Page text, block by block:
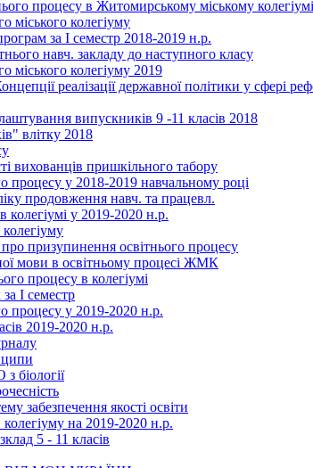
процесу в Житомирському міському колегіумі
міського колегіуму
за І семестр 2018-2019 н.р.
навч. закладу до наступного класу
міського колегіуму 2019
реалізації державної політики у сфері
випускників 9 -11 класів 2018
влітку 2018
вихованців пришкільного табору
процесу у 2018-2019 навчальному році
продовження навч. та працевл.
у 2019-2020 н.р.
призупинення освітнього процесу
мови в освітньому процесі ЖМК
процесу в колегіумі
І семестр
процесу у 2019-2020 н.р.
2019-2020 н.р.
біології
забезпечення якості освіти
на 2019-2020 н.р.
5 - 11 класів